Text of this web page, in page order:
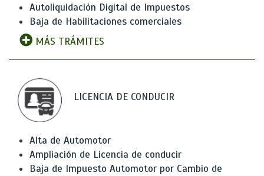
Autoliquidación Digital de Impuestos
Baja de Habilitaciones comerciales
MÁS TRÁMITES
LICENCIA DE CONDUCIR
Alta de Automotor
Ampliación de Licencia de conducir
Baja de Impuesto Automotor por Cambio de